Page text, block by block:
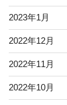
2023年1月
2022年12月
2022年11月
2022年10月